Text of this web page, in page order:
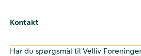
Kontakt
Har du spørgsmål til Velliv